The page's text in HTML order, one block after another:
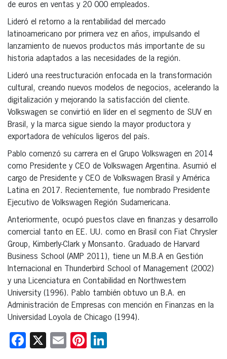
de euros en ventas y 20 000 empleados.
Lideró el retorno a la rentabilidad del mercado
latinoamericano por primera vez en años, impulsando el
lanzamiento de nuevos productos más importante de su
historia adaptados a las necesidades de la región.
Lideró una reestructuración enfocada en la transformación
cultural, creando nuevos modelos de negocios, acelerando la
digitalización y mejorando la satisfacción del cliente.
Volkswagen se convirtió en líder en el segmento de SUV en
Brasil, y la marca sigue siendo la mayor productora y
exportadora de vehículos ligeros del país.
Pablo comenzó su carrera en el Grupo Volkswagen en 2014
como Presidente y CEO de Volkswagen Argentina. Asumió el
cargo de Presidente y CEO de Volkswagen Brasil y América
Latina en 2017. Recientemente, fue nombrado Presidente
Ejecutivo de Volkswagen Región Sudamericana.
Anteriormente, ocupó puestos clave en finanzas y desarrollo
comercial tanto en EE. UU. como en Brasil con Fiat Chrysler
Group, Kimberly-Clark y Monsanto. Graduado de Harvard
Business School (AMP 2011), tiene un M.B.A en Gestión
Internacional en Thunderbird School of Management (2002)
y una Licenciatura en Contabilidad en Northwestern
University (1996). Pablo también obtuvo un B.A. en
Administración de Empresas con mención en Finanzas en la
Universidad Loyola de Chicago (1994).
Facebook
X EmailPinterest